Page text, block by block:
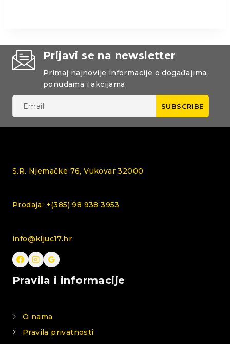
Prijavi se na newsletter
Primaj najnovije informacije o događajima,
ponudama i akcijama
S.R. Njemačke 76, Vukovar 32000
Prodaja: +(385) 98 938 3953
info@kljuc17.hr
Pravila i informacije
O nama
Pravila privatnosti